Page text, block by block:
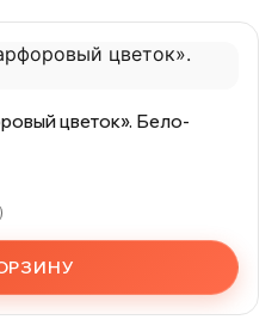
цветок». Бело-